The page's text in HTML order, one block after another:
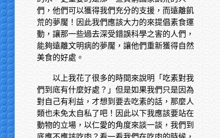
們，他們可以獲得我們充分的支援，而遠離飢
荒的夢魘！因此我們應該大力的來提倡素食運
動，讓那一些過去深受錯誤科學之害的人們，
能夠遠離文明病的夢魘，讓他們重新獲得自然
美食的好處。
以上我花了很多的時間來說明「吃素對我
們到底有什麼好處？」但是如果我們只是因為
對自己有利益，才想到要去吃素的話，那麼人
類也未免太自私了吧！因此以下我應該要站在
動物的立場，以仁愛的角度來談一談，我們到